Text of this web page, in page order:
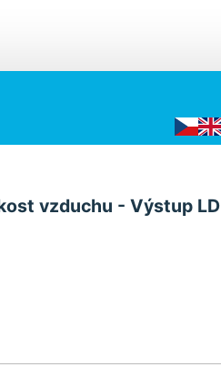
vzduchu - Výstup LD